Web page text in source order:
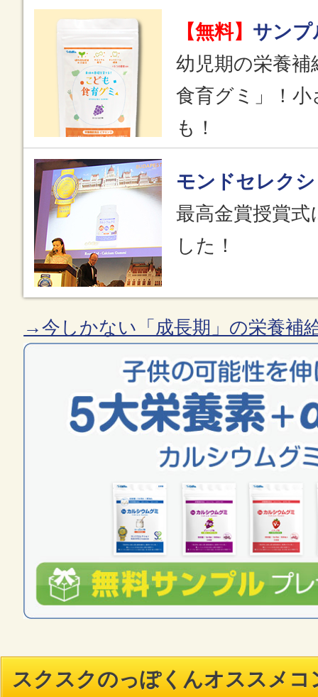
【無料】 サンプ
幼児期の栄養
食育グミ」！
も！
モンドセレク
最高金賞授賞
した！
→今しかない「成長期」の栄養補
スクスクのっぽくんオススメコ